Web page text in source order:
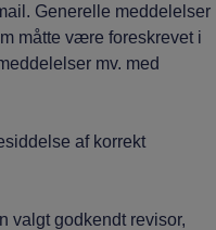
Generelle meddelelser
måtte være foreskrevet i
mv. med
af korrekt
godkendt revisor,